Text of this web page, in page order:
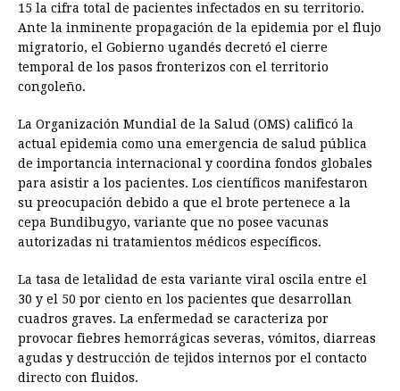
15 la cifra total de pacientes infectados en su territorio.
Ante la inminente propagación de la epidemia por el flujo
migratorio, el Gobierno ugandés decretó el cierre
temporal de los pasos fronterizos con el territorio
congoleño.
La Organización Mundial de la Salud (OMS) calificó la
actual epidemia como una emergencia de salud pública
de importancia internacional y coordina fondos globales
para asistir a los pacientes. Los científicos manifestaron
su preocupación debido a que el brote pertenece a la
cepa Bundibugyo, variante que no posee vacunas
autorizadas ni tratamientos médicos específicos.
La tasa de letalidad de esta variante viral oscila entre el
30 y el 50 por ciento en los pacientes que desarrollan
cuadros graves. La enfermedad se caracteriza por
provocar fiebres hemorrágicas severas, vómitos, diarreas
agudas y destrucción de tejidos internos por el contacto
directo con fluidos.